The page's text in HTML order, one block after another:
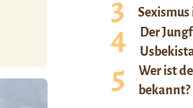
Der
Wer ist
bekannt?